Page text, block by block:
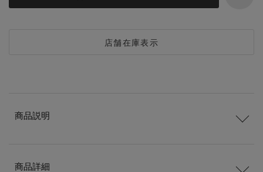
店舗在庫表示
商品説明
商品詳細